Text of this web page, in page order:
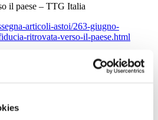
il paese – TTG Italia
articoli-astoi/263-giugno-
ritrovata-verso-il-paese.html
a vertice ASTOI – Ansa
articoli-astoi/263-giugno-